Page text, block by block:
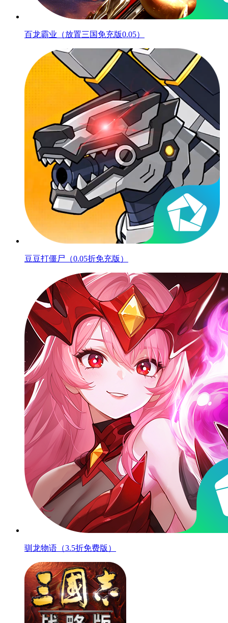
百龙霸业（放置三国免充版0.05）
豆豆打僵尸（0.05折免充版）
驯龙物语（3.5折免费版）